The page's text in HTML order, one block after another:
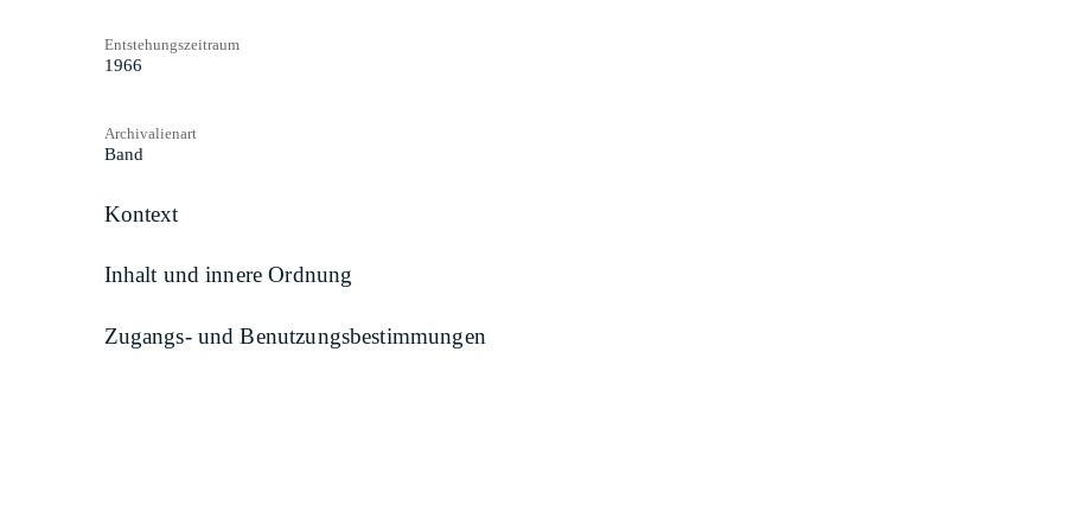
Entstehungszeitraum
1966
Archivalienart
Band
Kontext
Inhalt und innere Ordnung
Zugangs- und Benutzungsbestimmungen